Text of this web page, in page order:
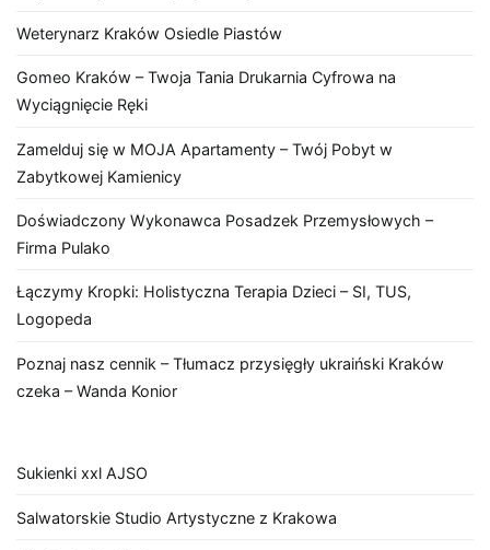
Weterynarz Kraków Osiedle Piastów
Gomeo Kraków – Twoja Tania Drukarnia Cyfrowa na
Wyciągnięcie Ręki
Zamelduj się w MOJA Apartamenty – Twój Pobyt w
Zabytkowej Kamienicy
Doświadczony Wykonawca Posadzek Przemysłowych –
Firma Pulako
Łączymy Kropki: Holistyczna Terapia Dzieci – SI, TUS,
Logopeda
Poznaj nasz cennik – Tłumacz przysięgły ukraiński Kraków
czeka – Wanda Konior
Sukienki xxl AJSO
Salwatorskie Studio Artystyczne z Krakowa